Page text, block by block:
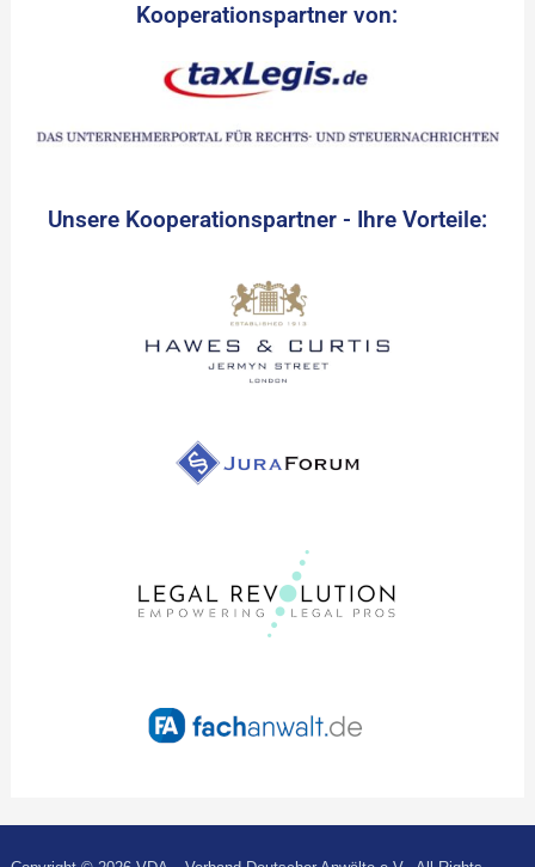
Kooperationspartner von:
Unsere Kooperationspartner - Ihre Vorteile: